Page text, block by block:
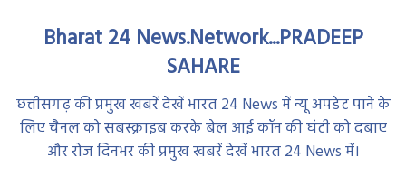
Bharat 24 News.Network...PRADEEP
SAHARE
छत्तीसगढ़ की प्रमुख खबरें देखें भारत 24 News में न्यू अपडेट पाने के
लिए चैनल को सबस्क्राइब करके बेल आई कॉन की घंटी को दबाए
और रोज दिनभर की प्रमुख खबरें देखें भारत 24 News में।